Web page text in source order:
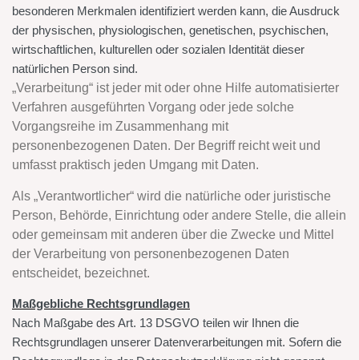
besonderen Merkmalen identifiziert werden kann, die Ausdruck
der physischen, physiologischen, genetischen, psychischen,
wirtschaftlichen, kulturellen oder sozialen Identität dieser
natürlichen Person sind.
„Verarbeitung“ ist jeder mit oder ohne Hilfe automatisierter
Verfahren ausgeführten Vorgang oder jede solche
Vorgangsreihe im Zusammenhang mit
personenbezogenen Daten. Der Begriff reicht weit und
umfasst praktisch jeden Umgang mit Daten.
Als „Verantwortlicher“ wird die natürliche oder juristische
Person, Behörde, Einrichtung oder andere Stelle, die allein
oder gemeinsam mit anderen über die Zwecke und Mittel
der Verarbeitung von personenbezogenen Daten
entscheidet, bezeichnet.
Maßgebliche Rechtsgrundlagen
Nach Maßgabe des Art. 13 DSGVO teilen wir Ihnen die
Rechtsgrundlagen unserer Datenverarbeitungen mit. Sofern die